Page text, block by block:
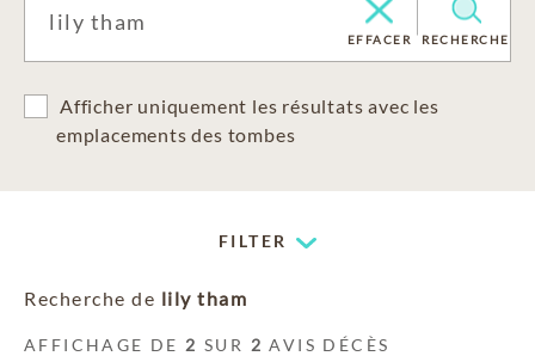
EFFACER RECHERCHE
Afficher uniquement les résultats avec les
emplacements des tombes
FILTER
Recherche de lily tham
AFFICHAGE DE 2 SUR 2 AVIS DÉCÈS